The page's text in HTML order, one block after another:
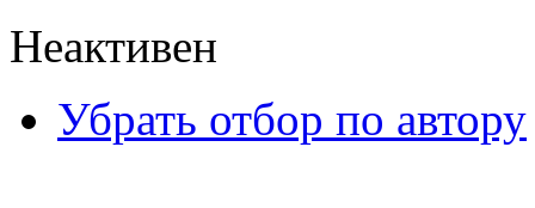
Неактивен
Убрать отбор по автору